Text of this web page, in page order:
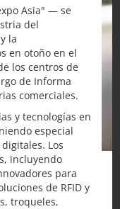
Asia" — se
del
la
en otoño en el
los centros de
de Informa
comerciales.
y tecnologías en
especial
Los
incluyendo
para
de RFID y
troqueles,